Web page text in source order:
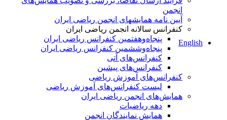
English
انجمن
آیین نامه همایشهای انجمن ریاضی ایران
کنفرانس‌ سالانه انجمن ریاضی ایران
پنجاه‌و‌هفتمین کنفرانس ریاضی ایران
پنجاه‌و‌ششمین کنفرانس ریاضی ایران
کنفرانس‌های آتی
کنفرانس‎‌های پیشین
کنفرانس‌های آموزش ریاضی
لیست کنفرانس‌های آموزش ریاضی
همایش‌های انجمن ریاضی ایران
دهه ریاضیات
همایش نمایندگان انجمن